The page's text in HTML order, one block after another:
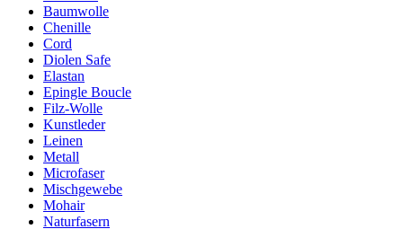
Baumwolle
Chenille
Cord
Diolen Safe
Elastan
Epingle Boucle
Filz-Wolle
Kunstleder
Leinen
Metall
Microfaser
Mischgewebe
Mohair
Naturfasern